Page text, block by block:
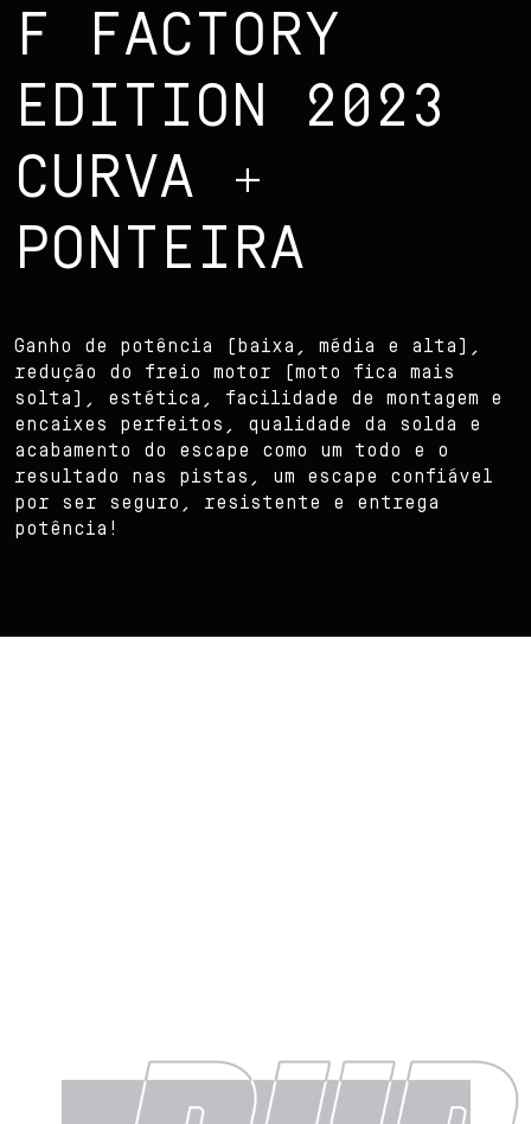
F FACTORY
EDITION 2023
CURVA +
PONTEIRA
Ganho de potência (baixa, média e alta),
redução do freio motor (moto fica mais
solta), estética, facilidade de montagem e
encaixes perfeitos, qualidade da solda e
acabamento do escape como um todo e o
resultado nas pistas, um escape confiável
por ser seguro, resistente e entrega
potência!